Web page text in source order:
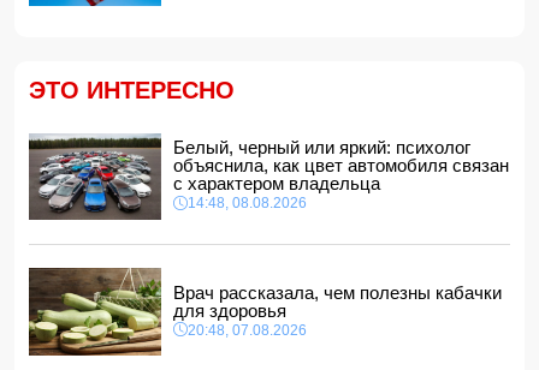
11:34, 08.08.2026
В ФИФА прокомментировали обвинения Инфантино в
11:30, 08.08.2026
СМИ: Пентагон закупит лазерные противодроновые
установки на 400 млн долларов
11:28, 08.08.2026
Миру грозит дефицит важнейшего продукта
Анна Седокова отреагировала на статус "черной вдовы"
11:22, 08.08.2026
ЭТО ИНТЕРЕСНО
Белый, черный или яркий: психолог
объяснила, как цвет автомобиля связан
с характером владельца
14:48, 08.08.2026
Врач рассказала, чем полезны кабачки
для здоровья
20:48, 07.08.2026